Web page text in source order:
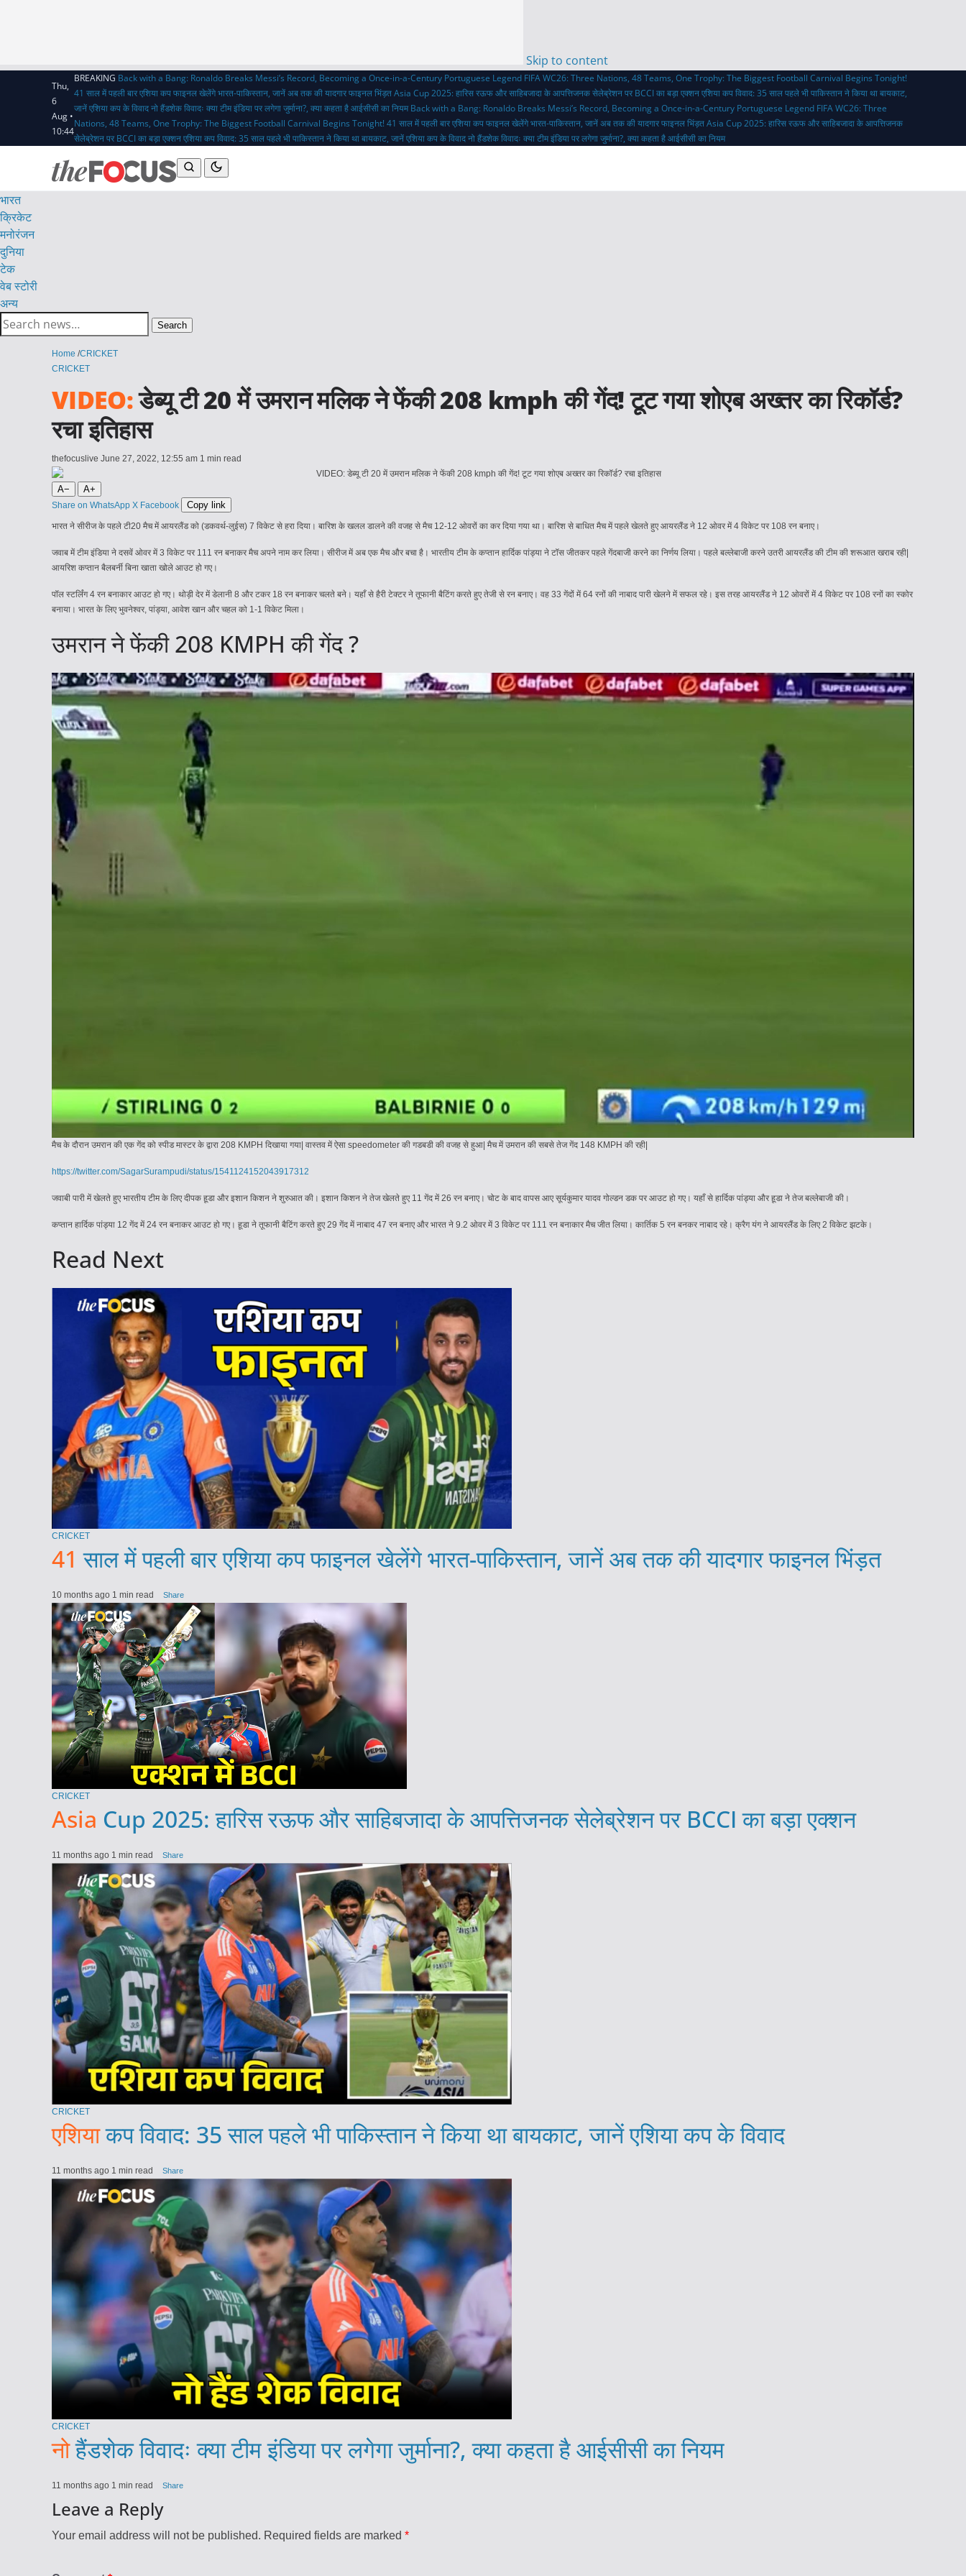
Skip to content
Thu,
6
Aug •
10:44
BREAKING Back with a Bang: Ronaldo Breaks Messi’s Record, Becoming a Once-in-a-Century Portuguese Legend FIFA WC26: Three Nations, 48 Teams, One Trophy: The Biggest Football Carnival Begins Tonight!
41 साल में पहली बार एशिया कप फाइनल खेलेंगे भारत-पाकिस्तान, जानें अब तक की यादगार फाइनल भिंड़तAsia Cup 2025: हारिस रऊफ और साहिबजादा के आपत्तिजनक सेलेब्रेशन पर BCCI का बड़ा एक्शनएशिया कप विवाद: 35 साल पहले भी पाकिस्तान ने किया था बायकाट,
जानें एशिया कप के विवादनो हैंडशेक विवादः क्या टीम इंडिया पर लगेगा जुर्माना?, क्या कहता है आईसीसी का नियम Back with a Bang: Ronaldo Breaks Messi’s Record, Becoming a Once-in-a-Century Portuguese Legend FIFA WC26: Three
Nations, 48 Teams, One Trophy: The Biggest Football Carnival Begins Tonight! 41 साल में पहली बार एशिया कप फाइनल खेलेंगे भारत-पाकिस्तान, जानें अब तक की यादगार फाइनल भिंड़तAsia Cup 2025: हारिस रऊफ और साहिबजादा के आपत्तिजनक
सेलेब्रेशन पर BCCI का बड़ा एक्शनएशिया कप विवाद: 35 साल पहले भी पाकिस्तान ने किया था बायकाट, जानें एशिया कप के विवादनो हैंडशेक विवादः क्या टीम इंडिया पर लगेगा जुर्माना?, क्या कहता है आईसीसी का नियम
भारत
क्रिकेट
मनोरंजन
दुनिया
टेक
वेब स्टोरी
अन्य
Search
for:
Search
Home /CRICKET
CRICKET
VIDEO:डेब्यू टी 20 में उमरान मलिक ने फेंकी 208 kmph की गेंद! टूट गया शोएब अख्तर का रिकॉर्ड?
रचा इतिहास
thefocuslive June 27, 2022, 12:55 am 1 min read
A− A+
Share on WhatsApp X Facebook Copy link
भारत ने सीरीज के पहले टी20 मैच में आयरलैंड को (डकवर्थ-लुईस) 7 विकेट से हरा दिया। बारिश के खलल डालने की वजह से मैच 12-12 ओवरों का कर दिया गया था। बारिश से बाधित मैच में पहले खेलते हुए आयरलैंड ने 12 ओवर में 4 विकेट पर 108 रन बनाए।
जवाब में टीम इंडिया ने दसवें ओवर में 3 विकेट पर 111 रन बनाकर मैच अपने नाम कर लिया। सीरीज में अब एक मैच और बचा है। भारतीय टीम के कप्तान हार्दिक पांड्या ने टॉस जीतकर पहले गेंदबाजी करने का निर्णय लिया। पहले बल्लेबाजी करने उतरी आयरलैंड की टीम की शरूआत खराब रही|
आयरिश कप्तान बैलबर्नी बिना खाता खोले आउट हो गए।
पॉल स्टर्लिंग 4 रन बनाकार आउट हो गए। थोड़ी देर में डेलानी 8 और टकर 18 रन बनाकर चलते बने। यहाँ से हैरी टेक्टर ने तूफानी बैटिंग करते हुए तेजी से रन बनाए। वह 33 गेंदों में 64 रनों की नाबाद पारी खेलने में सफल रहे। इस तरह आयरलैंड ने 12 ओवरों में 4 विकेट पर 108 रनों का स्कोर
बनाया। भारत के लिए भुवनेश्वर, पांड्या, आवेश खान और चहल को 1-1 विकेट मिला।
उमरान ने फेंकी 208 KMPH की गेंद ?
मैच के दौरान उमरान की एक गेंद को स्पीड मास्टर के द्वारा 208 KMPH दिखाया गया| वास्तव में ऐसा speedometer की गडबडी की वजह से हुआ| मैच में उमरान की सबसे तेज गेंद 148 KMPH की रही|
https://twitter.com/SagarSurampudi/status/1541124152043917312
जवाबी पारी में खेलते हुए भारतीय टीम के लिए दीपक हूडा और इशान किशन ने शुरुआत की। इशान किशन ने तेज खेलते हुए 11 गेंद में 26 रन बनाए। चोट के बाद वापस आए सूर्यकुमार यादव गोल्डन डक पर आउट हो गए। यहाँ से हार्दिक पांड्या और हूडा ने तेज बल्लेबाजी की।
कप्तान हार्दिक पांड्या 12 गेंद में 24 रन बनाकर आउट हो गए। हूडा ने तूफानी बैटिंग करते हुए 29 गेंद में नाबाद 47 रन बनाए और भारत ने 9.2 ओवर में 3 विकेट पर 111 रन बनाकार मैच जीत लिया। कार्तिक 5 रन बनकर नाबाद रहे। क्रैग यंग ने आयरलैंड के लिए 2 विकेट झटके।
Read Next
CRICKET
41 साल में पहली बार एशिया कप फाइनल खेलेंगे भारत-पाकिस्तान, जानें अब तक की यादगार फाइनल भिंड़त
10 months ago 1 min read Share
CRICKET
Asia Cup 2025: हारिस रऊफ और साहिबजादा के आपत्तिजनक सेलेब्रेशन पर BCCI का बड़ा एक्शन
11 months ago 1 min read Share
CRICKET
एशियाकप विवाद: 35 साल पहले भी पाकिस्तान ने किया था बायकाट, जानें एशिया कप के विवाद
11 months ago 1 min read Share
CRICKET
नोहैंडशेक विवादः क्या टीम इंडिया पर लगेगा जुर्माना?, क्या कहता है आईसीसी का नियम
11 months ago 1 min read Share
Leave a Reply
Your email address will not be published. Required fields are marked *